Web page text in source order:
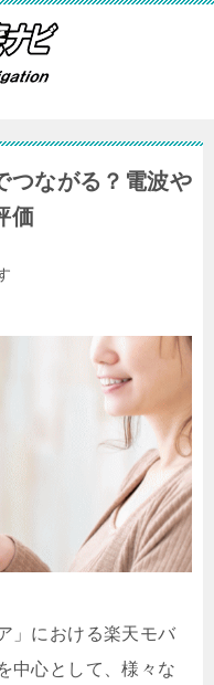
つながる？電波や
価
」における楽天モバ
中心として、様々な